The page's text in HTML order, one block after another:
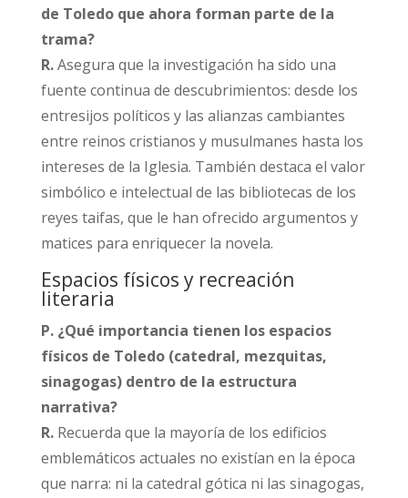
de Toledo que ahora forman parte de la
trama?
R.Asegura que la investigación ha sido una
fuente continua de descubrimientos: desde los
entresijos políticos y las alianzas cambiantes
entre reinos cristianos y musulmanes hasta los
intereses de la Iglesia. También destaca el valor
simbólico e intelectual de las bibliotecas de los
reyes taifas, que le han ofrecido argumentos y
matices para enriquecer la novela.​
Espacios físicos y recreación
literaria
P. ¿Qué importancia tienen los espacios
físicos de Toledo (catedral, mezquitas,
sinagogas) dentro de la estructura
narrativa?
R.Recuerda que la mayoría de los edificios
emblemáticos actuales no existían en la época
que narra: ni la catedral gótica ni las sinagogas,